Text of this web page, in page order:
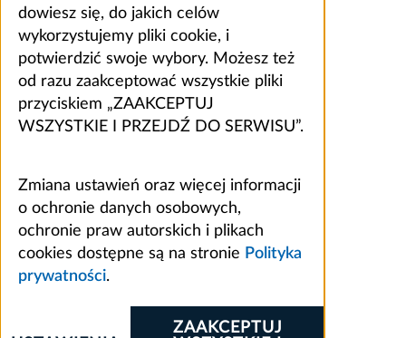
dowiesz się, do jakich celów
wykorzystujemy pliki cookie, i
potwierdzić swoje wybory. Możesz też
od razu zaakceptować wszystkie pliki
przyciskiem „ZAAKCEPTUJ
WSZYSTKIE I PRZEJDŹ DO SERWISU”.
Zmiana ustawień oraz więcej informacji
o ochronie danych osobowych,
ochronie praw autorskich i plikach
cookies dostępne są na stronie Polityka
prywatności.
ZAAKCEPTUJ